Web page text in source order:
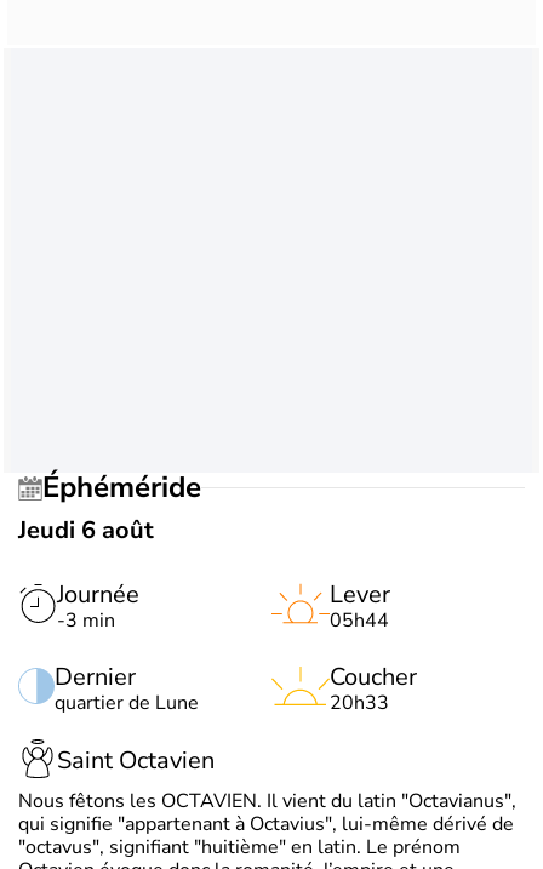
Éphéméride
Jeudi 6 août
Journée
-3 min
Dernier
quartier de Lune
Lever
05h44
Coucher
20h33
Saint Octavien
Nous fêtons les OCTAVIEN. Il vient du latin "Octavianus",
qui signifie "appartenant à Octavius", lui-même dérivé de
"octavus", signifiant "huitième" en latin. Le prénom